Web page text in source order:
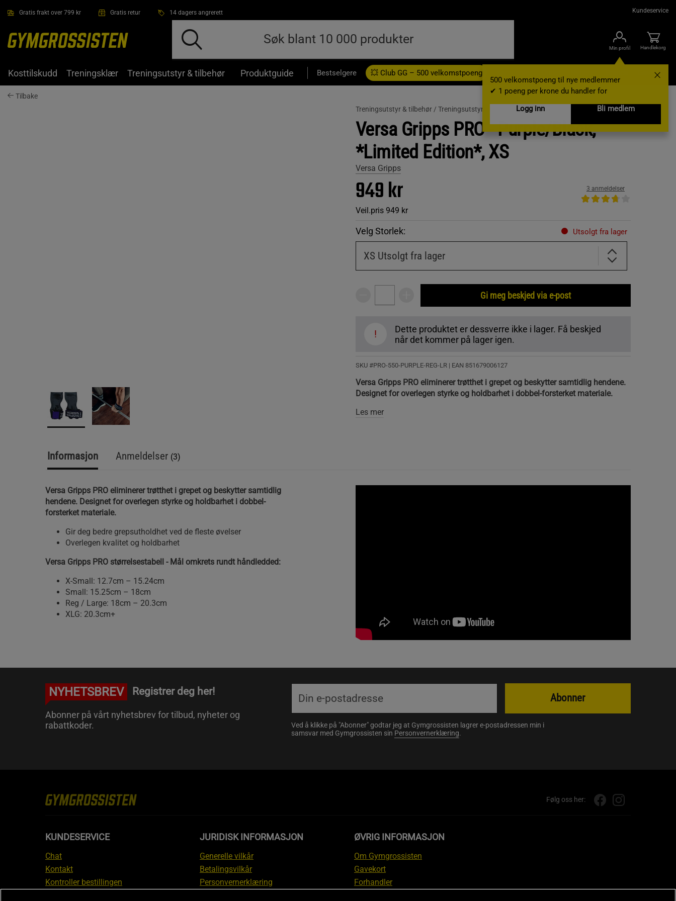
Gratis frakt over 799 kr Gratis retur 14 dagers angrerett Kundeservice
Min profil
500 velkomstpoeng til nye medlemmer
✔ 1 poeng per krone du handler for
Logg inn
Bli medlem
Handlekorg
Kosttilskudd Treningsklær Treningsutstyr & tilbehør Produktguide Bestselgere 💥 Club GG – 500 velkomstpoeng Gavekort
Tilbake
Treningsutstyr & tilbehør / Treningsutstyr / Lifting straps og grep
Versa Gripps PRO - Purple/Black,
*Limited Edition*, XS
Versa Gripps
949 kr
Veil.pris 949 kr
3 anmeldelser
Velg Storlek: Utsolgt fra lager
XS Utsolgt fra lager
Gi meg beskjed via e-post
!
Dette produktet er dessverre ikke i lager. Få beskjed
når det kommer på lager igen.
SKU #PRO-550-PURPLE-REG-LR | EAN 851679006127
Versa Gripps PRO eliminerer trøtthet i grepet og beskytter samtidlig hendene.
Designet for overlegen styrke og holdbarhet i dobbel-forsterket materiale.
Les mer
Informasjon Anmeldelser (3)
Versa Gripps PRO eliminerer trøtthet i grepet og beskytter samtidlig
hendene. Designet for overlegen styrke og holdbarhet i dobbel-
forsterket materiale.
Gir deg bedre grepsutholdhet ved de fleste øvelser
Overlegen kvalitet og holdbarhet
Versa Gripps PRO størrelsestabell - Mål omkrets rundt håndledded:
X-Small: 12.7cm – 15.24cm
Small: 15.25cm – 18cm
Reg / Large: 18cm – 20.3cm
XLG: 20.3cm+
NYHETSBREV Registrer deg her!
Abonner på vårt nyhetsbrev for tilbud, nyheter og
rabattkoder.
Ved å klikke på "Abonner" godtar jeg at Gymgrossisten lagrer e-postadressen min i
samsvar med Gymgrossisten sin Personvernerklæring.
Abonner
Følg oss her:
KUNDESERVICE
Chat
Kontakt
Kontroller bestillingen
JURIDISK INFORMASJON
Generelle vilkår
Betalingsvilkår
Personvernerklæring
ØVRIG INFORMASJON
Om Gymgrossisten
Gavekort
Forhandler